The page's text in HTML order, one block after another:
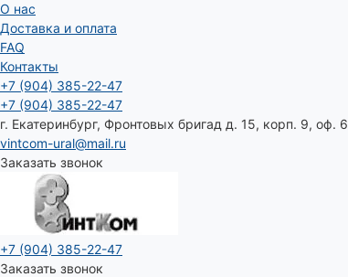
О нас
Доставка и оплата
FAQ
Контакты
+7 (904) 385-22-47
+7 (904) 385-22-47
г. Екатеринбург, Фронтовых бригад д. 15, корп. 9, оф. 6
vintcom-ural@mail.ru
Заказать звонок
+7 (904) 385-22-47
Заказать звонок